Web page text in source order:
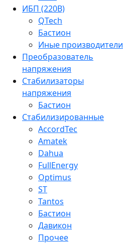
ИБП (220В)
QTech
Бастион
Иные производители
Преобразователь
напряжения
Стабилизаторы
напряжения
Бастион
Стабилизированные
AccordTec
Amatek
Dahua
FullEnergy
Optimus
ST
Tantos
Бастион
Давикон
Прочее